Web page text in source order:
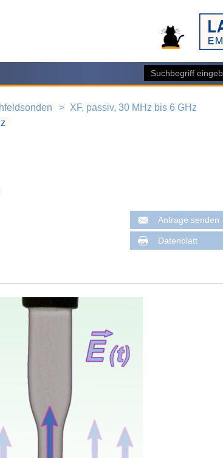
XF, passiv, 30 MHz bis 6 GHz
Anfrage senden
Datenblatt